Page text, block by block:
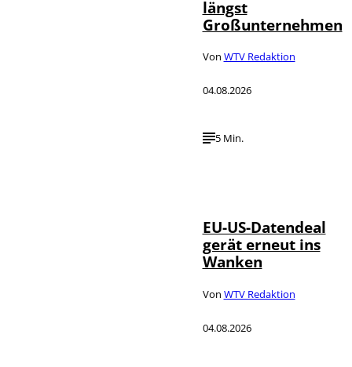
längst
Großunternehmen
Von WTV Redaktion
04.08.2026
5 Min.
EU-US-Datendeal
gerät erneut ins
Wanken
Von WTV Redaktion
04.08.2026